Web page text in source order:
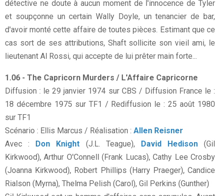
détective ne doute à aucun moment de l'innocence de Tyler
et soupçonne un certain Wally Doyle, un tenancier de bar,
d'avoir monté cette affaire de toutes pièces. Estimant que ce
cas sort de ses attributions, Shaft sollicite son vieil ami, le
lieutenant Al Rossi, qui accepte de lui prêter main forte...
1.06 - The Capricorn Murders / L'Affaire Capricorne
Diffusion : le 29 janvier 1974 sur CBS / Diffusion France le :
18 décembre 1975 sur TF1 / Rediffusion le : 25 août 1980
sur TF1
Scénario : Ellis Marcus / Réalisation : Allen Reisner
Avec : Don Knight (J.L. Teague), David Hedison(Gil
Kirkwood), Arthur O'Connell (Frank Lucas), Cathy Lee Crosby
(Joanna Kirkwood), Robert Phillips (Harry Praeger), Candice
Rialson (Myrna), Thelma Pelish (Carol), Gil Perkins (Gunther)